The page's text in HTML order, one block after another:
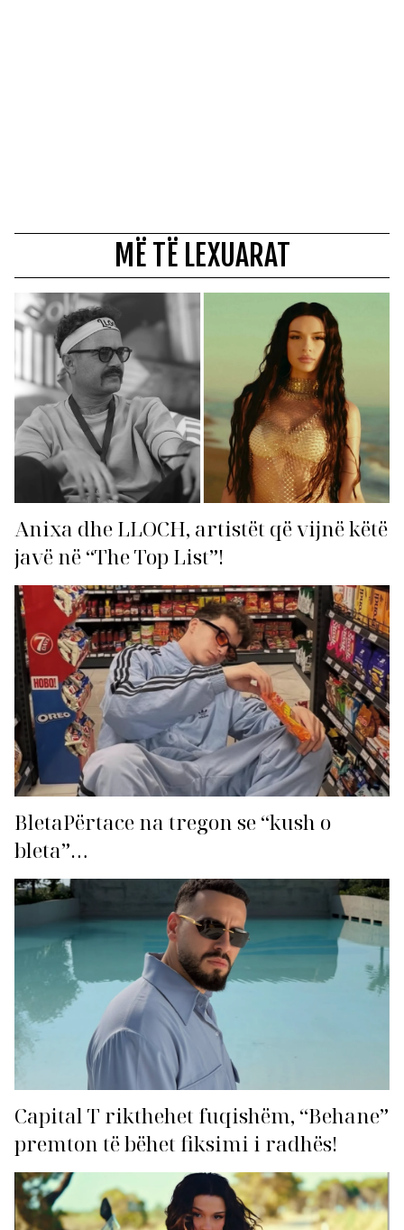
MË TË LEXUARAT
Anixa dhe LLOCH, artistët që vijnë këtë
javë në “The Top List”!
BletaPërtace na tregon se “kush o
bleta”…
Capital T rikthehet fuqishëm, “Behane”
premton të bëhet fiksimi i radhës!